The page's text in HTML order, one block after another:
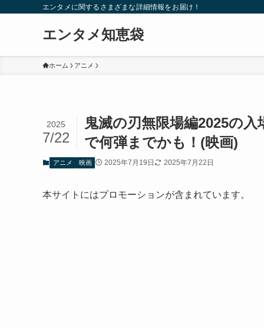
エンタメに関するさまざまな詳細情報をお届け！
エンタメ知恵袋
ホーム アニメ
鬼滅の刃無限場編2025の
で何弾までかも！(映画)
2025
7/22
アニメ 映画 2025年7月19日 2025年7月22日
本サイトにはプロモーションが含まれています。